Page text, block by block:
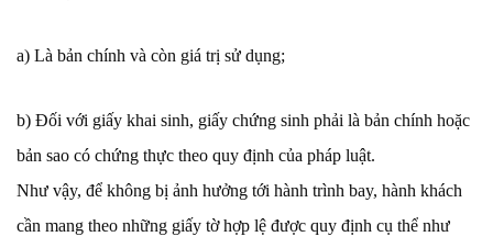
a) Là bản chính và còn giá trị sử dụng;
b) Đối với giấy khai sinh, giấy chứng sinh phải là bản chính hoặc
bản sao có chứng thực theo quy định của pháp luật.
Như vậy, để không bị ảnh hưởng tới hành trình bay, hành khách
cần mang theo những giấy tờ hợp lệ được quy định cụ thể như